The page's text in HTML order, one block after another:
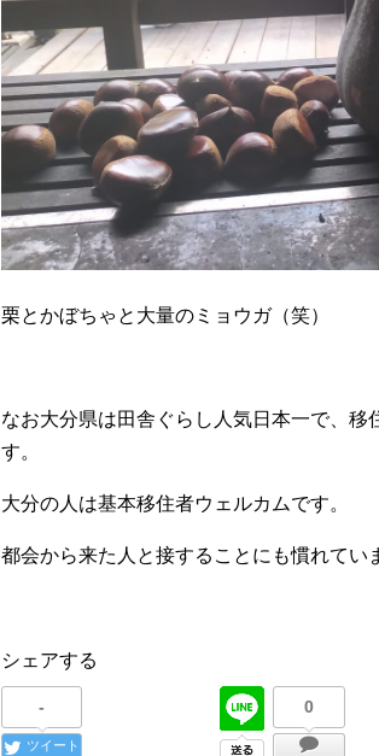
栗とかぼちゃと大量のミョウガ（笑）
なお大分県は田舎ぐらし人気日本一で、
す。
大分の人は基本移住者ウェルカムです。
都会から来た人と接することにも慣れて
シェアする
-
ツイート
0